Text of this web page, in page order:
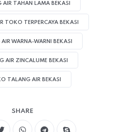
TAHAN LAMA BEKASI
TOKO TERPERCAYA BEKASI
WARNA-WARNI BEKASI
AIR ZINCALUME BEKASI
TALANG AIR BEKASI
SHARE